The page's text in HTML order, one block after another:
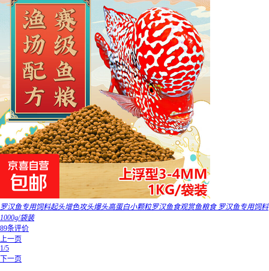
罗汉鱼专用饲料起头增色攻头爆头高蛋白小颗粒罗汉鱼食观赏鱼粮食 罗汉鱼专用饲料
1000g/袋装
89条评价
上一页
1/5
下一页